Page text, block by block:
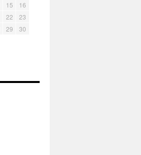
15
16
22
23
29
30